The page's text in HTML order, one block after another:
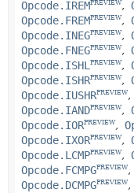
Opcode.IREMPREVIEW
Opcode.FREMPREVIEW
Opcode.INEGPREVIEW
Opcode.FNEGPREVIEW
Opcode.ISHLPREVIEW
Opcode.ISHRPREVIEW
Opcode.IUSHRPREVIEW
Opcode.IANDPREVIEW
Opcode.IORPREVIEW
Opcode.IXORPREVIEW
Opcode.LCMPPREVIEW
Opcode.FCMPGPREVIEW
Opcode.DCMPGPREVIEW